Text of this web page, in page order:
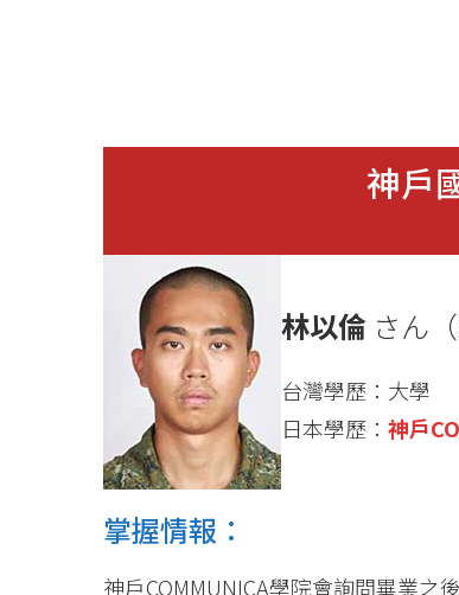
神戶
林以倫 さん（
台灣學歷：大學
日本學歷： 神戶
掌握情報：
神戶COMMUNICA學院會詢問畢業